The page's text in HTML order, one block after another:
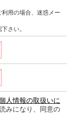
用の場合、迷惑メー
さい。
個人情報の取扱いに
みになり、同意の